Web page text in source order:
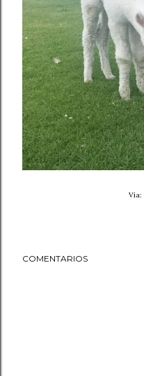
Vía:
COMENTARIOS